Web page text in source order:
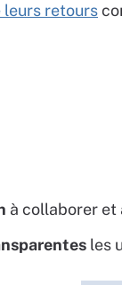
leurs retours
à collaborer et
les